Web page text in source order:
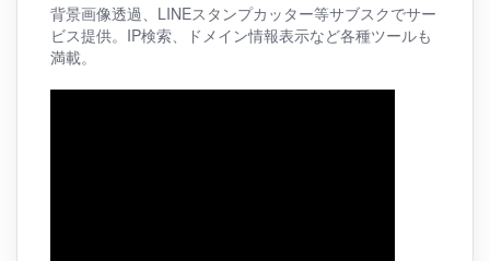
背景画像透過、LINEスタンプカッター等サブスクでサー
ビス提供。IP検索、ドメイン情報表示など各種ツールも
満載。